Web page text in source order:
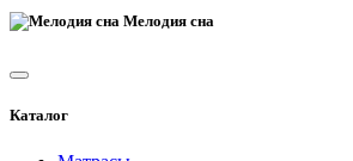
Мелодия сна
Каталог